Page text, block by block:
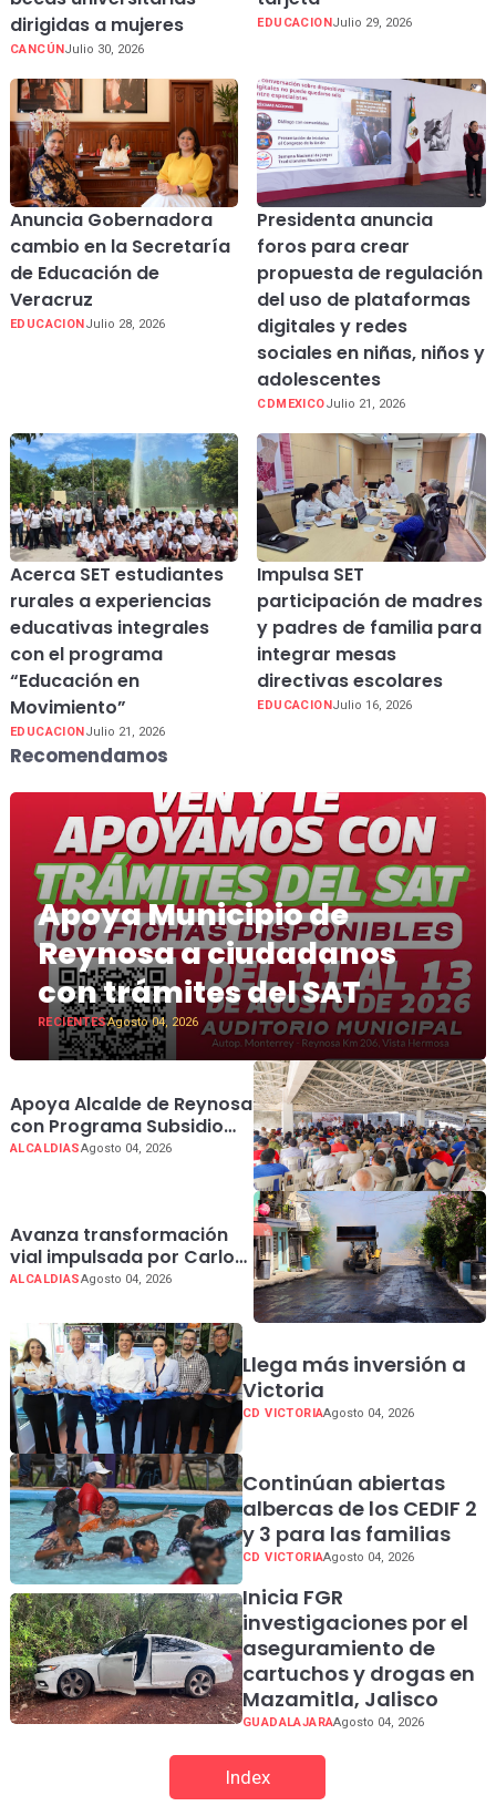
dirigidas a mujeres
CANCÚNJulio 30, 2026
EDUCACIONJulio 29, 2026
Anuncia Gobernadora
cambio en la Secretaría
de Educación de
Veracruz
EDUCACION Julio 28, 2026
Presidenta anuncia
foros para crear
propuesta de regulación
del uso de plataformas
digitales y redes
sociales en niñas, niños y
adolescentes
CDMEXICOJulio 21, 2026
Acerca SET estudiantes
rurales a experiencias
educativas integrales
con el programa
“Educación en
Movimiento”
EDUCACION Julio 21, 2026
Impulsa SET
participación de madres
y padres de familia para
integrar mesas
directivas escolares
EDUCACION Julio 16, 2026
Recomendamos
Apoya Municipio de
Reynosa a ciudadanos
con trámites del SAT
RECIENTESAgosto 04, 2026
Apoya Alcalde de Reynosa
con Programa Subsidio
del Agua 2026 a
ALCALDIASAgosto 04, 2026
Avanza transformación
vial impulsada por Carlos
Peña Ortiz en La Cima y
ALCALDIASAgosto 04, 2026
Llega más inversión a
Victoria
CD VICTORIAAgosto 04, 2026
Continúan abiertas
albercas de los CEDIF 2
y 3 para las familias
CD VICTORIAAgosto 04, 2026
Inicia FGR
investigaciones por el
aseguramiento de
cartuchos y drogas en
Mazamitla, Jalisco
GUADALAJARAAgosto 04, 2026
Index